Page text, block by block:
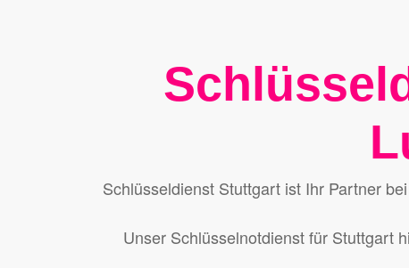
Schlüsseldienst Stuttgart ist Ihr Partner
Unser Schlüsselnotdienst für Stuttgart